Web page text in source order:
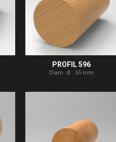
PROFIL 596
Diam. Ø : 55 mm